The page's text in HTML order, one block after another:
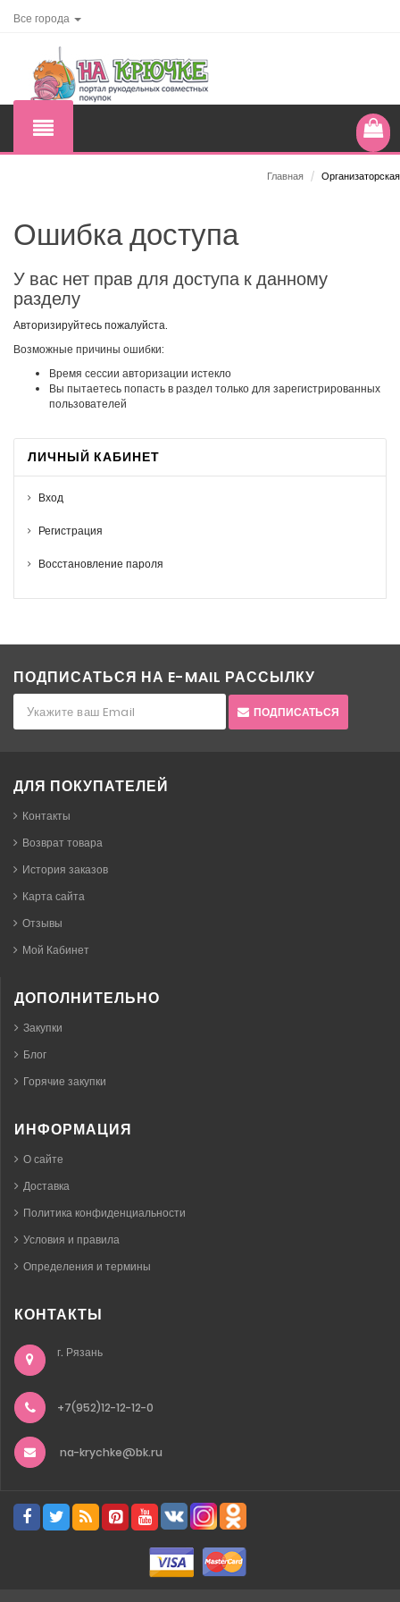
Все города
Главная / Организаторская
Ошибка доступа
У вас нет прав для доступа к данному
разделу
Авторизируйтесь пожалуйста.
Возможные причины ошибки:
Время сессии авторизации истекло
Вы пытаетесь попасть в раздел только для зарегистрированных
пользователей
ЛИЧНЫЙ КАБИНЕТ
Вход
Регистрация
Восстановление пароля
ПОДПИСАТЬСЯ НА E-MAIL РАССЫЛКУ
ПОДПИСАТЬСЯ
ДЛЯ ПОКУПАТЕЛЕЙ
Контакты
Возврат товара
История заказов
Карта сайта
Отзывы
Мой Кабинет
ДОПОЛНИТЕЛЬНО
Закупки
Блог
Горячие закупки
ИНФОРМАЦИЯ
О сайте
Доставка
Политика конфиденциальности
Условия и правила
Определения и термины
КОНТАКТЫ
г. Рязань
+7(952)12-12-12-0
na-krychke@bk.ru